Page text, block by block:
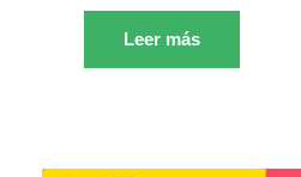
Leer más